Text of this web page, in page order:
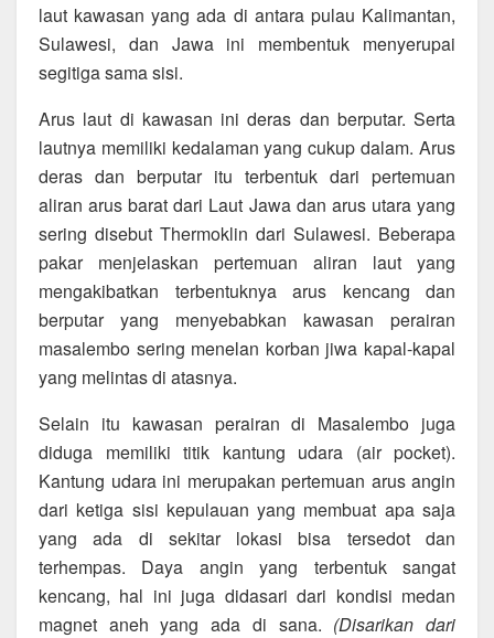
laut kawasan yang ada di antara pulau Kalimantan,
Sulawesi, dan Jawa ini membentuk menyerupai
segitiga sama sisi.
Arus laut di kawasan ini deras dan berputar. Serta
lautnya memiliki kedalaman yang cukup dalam. Arus
deras dan berputar itu terbentuk dari pertemuan
aliran arus barat dari Laut Jawa dan arus utara yang
sering disebut Thermoklin dari Sulawesi. Beberapa
pakar menjelaskan pertemuan aliran laut yang
mengakibatkan terbentuknya arus kencang dan
berputar yang menyebabkan kawasan perairan
masalembo sering menelan korban jiwa kapal-kapal
yang melintas di atasnya.
Selain itu kawasan perairan di Masalembo juga
diduga memiliki titik kantung udara (air pocket).
Kantung udara ini merupakan pertemuan arus angin
dari ketiga sisi kepulauan yang membuat apa saja
yang ada di sekitar lokasi bisa tersedot dan
terhempas. Daya angin yang terbentuk sangat
kencang, hal ini juga didasari dari kondisi medan
magnet aneh yang ada di sana. (Disarikan dari